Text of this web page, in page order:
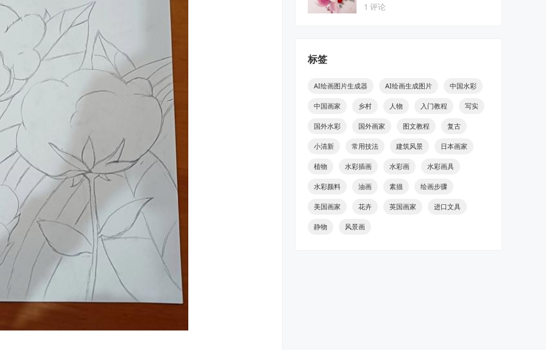
1 评论
标签
AI绘画图片生成器 AI绘画生成图片 中国水彩
中国画家 乡村 人物 入门教程 写实
国外水彩 国外画家 图文教程 复古
小清新 常用技法 建筑风景 日本画家
植物 水彩插画 水彩画 水彩画具
水彩颜料 油画 素描 绘画步骤
美国画家 花卉 英国画家 进口文具
静物 风景画